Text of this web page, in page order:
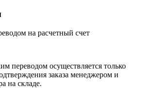
на расчетный счет
переводом осуществляется только
заказа менеджером и
на складе.